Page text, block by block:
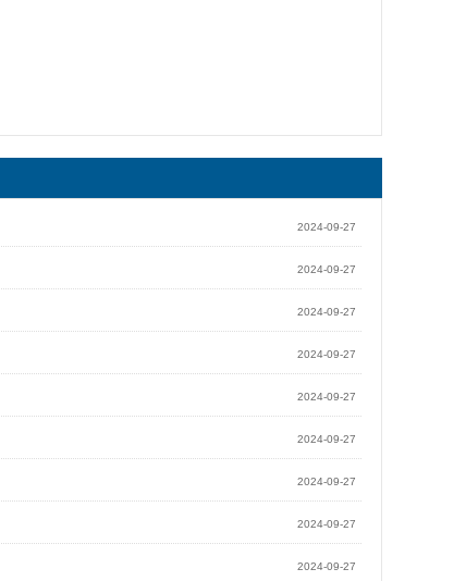
2024-09-27
2024-09-27
2024-09-27
2024-09-27
2024-09-27
2024-09-27
2024-09-27
2024-09-27
2024-09-27